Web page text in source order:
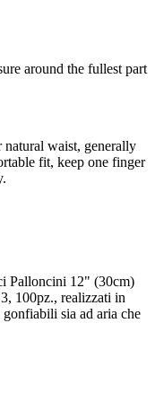
around the fullest part
natural waist, generally
fit, keep one finger
Palloncini 12" (30cm)
100pz., realizzati in
sia ad aria che